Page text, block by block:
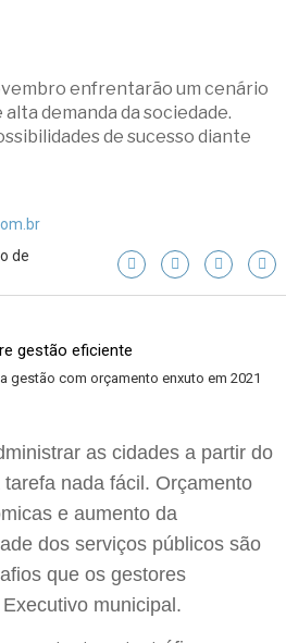
enfrentarão um cenário
demanda da sociedade.
de sucesso diante
de
gestão com orçamento enxuto em 2021
as cidades a partir do
nada fácil. Orçamento
e aumento da
dos serviços públicos são
que os gestores
municipal.